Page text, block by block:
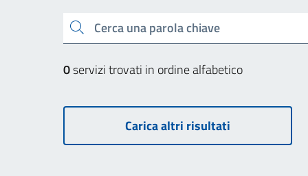
Cerca una parola chiave
0servizi trovati in ordine alfabetico
Carica altri risultati